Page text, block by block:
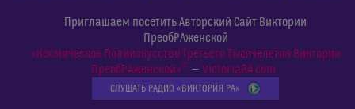
Приглашаем посетить Авторский Сайт Виктории
ПреобРАженской
«Космическое Полиискусство Третьего Тысячелетия Виктории
ПреобРАженской»©— VictoriaRA.com
СЛУШАТЬ РАДИО «ВИКТОРИЯ РА»